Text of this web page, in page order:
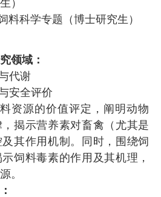
）
料科学专题（博士研究生）
领域：
代谢
安全评价
资源的价值评定，阐明动物
揭示营养素对畜禽（尤其是
其作用机制。同时，围绕饲
饲料毒素的作用及其机理，
。